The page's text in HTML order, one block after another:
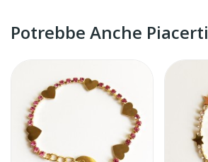
Potrebbe Anche Piacerti